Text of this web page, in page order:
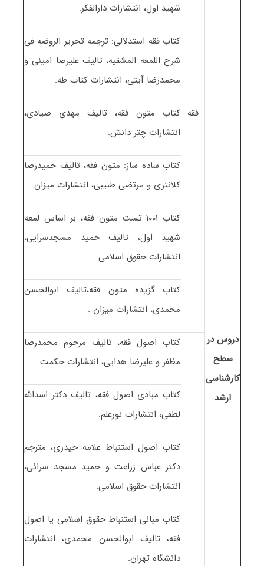
دروس در
سطح
کارشناسی
ارشد
فقه
شهید اول، انتشارات دارالفکر.
کتاب فقه استدلالی: ترجمه تحریر الروضه فی
شرح اللمعه المشقیه، تالیف علیرضا امینی و
محمدرضا آیتی، انتشارات کتاب طه.
کتاب متون فقه، تالیف مهدی صیادی،
انتشارات چتر دانش.
کتاب ساده ساز: متون فقه، تالیف حمیدرضا
کلانتری و مرتضی طبیبی، انتشارات میزان.
کتاب ۱۰۰۱ تست متون فقه، بر اساس لمعه
شهید اول، تالیف حمید مسجدسرایی،
انتشارات حقوق اسلامی.
کتاب گزیده متون فقه،تالیف ابوالحسن
محمدی، انتشارات میزان .
کتاب اصول فقه، تالیف مرحوم محمدرضا
مظفر و علیرضا هدایی، انتشارات حکمت.
کتاب مبادی اصول فقه، تالیف دکتر اسدالله
لطفی، انتشارات نورعلم.
کتاب اصول استنباط علامه حیدری، مترجم
دکتر عباس زراعت و حمید مسجد سرائی،
انتشارات حقوق اسلامی.
کتاب مبانی استنباط حقوق اسلامی یا اصول
فقه، تالیف ابوالحسن محمدی، انتشارات
دانشگاه تهران.